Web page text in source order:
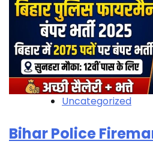
Uncategorized
Bihar Police